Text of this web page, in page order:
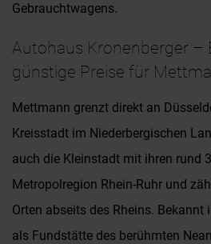
Gebrauchtwagens.
Autohaus Kronenberger –
günstige Preise für
Mettmann grenzt direkt an
Kreisstadt im Niederbergischen
auch die Kleinstadt mit ihren rund
Metropolregion Rhein-Ruhr und
Orten abseits des Rheins.
als Fundstätte des berühmten